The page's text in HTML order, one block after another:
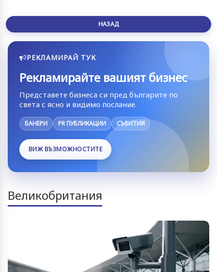
НАЗАД
РЕКЛАМИРАЙ ТУК
Рекламирайте вашият бизнес
Представете бизнеса си пред българите по
света с ясно и видимо послание.
БАНЕРИ PR ПУБЛИКАЦИИ СЪБИТИЯ
ВИЖ ВЪЗМОЖНОСТИТЕ
Великобритания